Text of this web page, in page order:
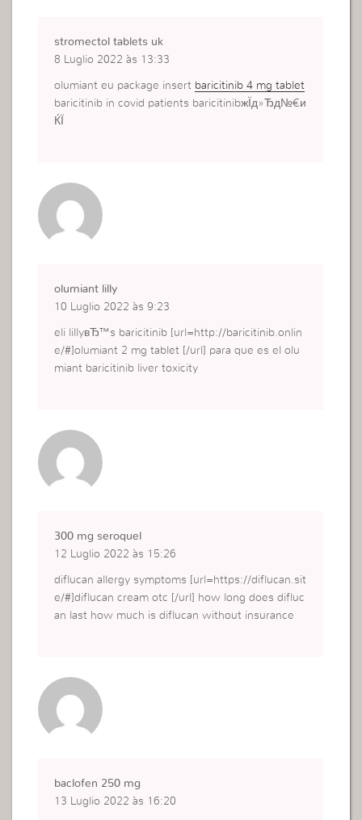
stromectol tablets uk
8 Luglio 2022 às 13:33
olumiant eu package insert baricitinib 4 mg tablet
baricitinib in covid patients baricitinibжЇд»Ђд№€и
ЌЇ
olumiant lilly
10 Luglio 2022 às 9:23
eli lillyвЂ™s baricitinib [url=http://baricitinib.onlin
e/#]olumiant 2 mg tablet [/url] para que es el olu
miant baricitinib liver toxicity
300 mg seroquel
12 Luglio 2022 às 15:26
diflucan allergy symptoms [url=https://diflucan.sit
e/#]diflucan cream otc [/url] how long does difluc
an last how much is diflucan without insurance
baclofen 250 mg
13 Luglio 2022 às 16:20